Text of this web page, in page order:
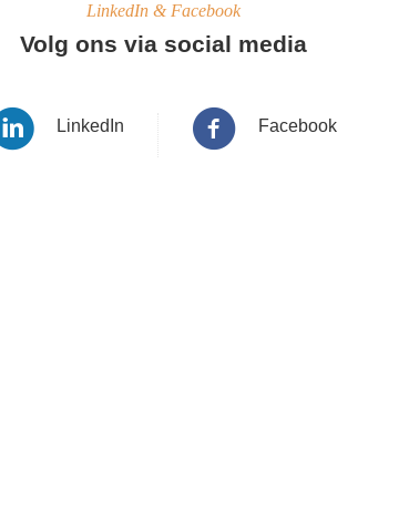
LinkedIn & Facebook
Volg ons via social media
LinkedIn Facebook